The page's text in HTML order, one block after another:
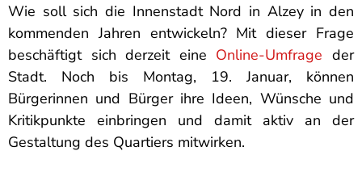
Wie soll sich die Innenstadt Nord in Alzey in den
kommenden Jahren entwickeln? Mit dieser Frage
beschäftigt sich derzeit eine Online-Umfrage der
Stadt. Noch bis Montag, 19. Januar, können
Bürgerinnen und Bürger ihre Ideen, Wünsche und
Kritikpunkte einbringen und damit aktiv an der
Gestaltung des Quartiers mitwirken.